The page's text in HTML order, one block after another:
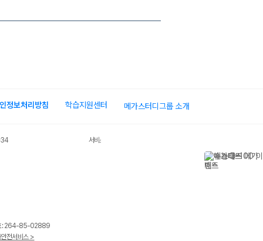
정보처리방침 학습지원센터 메가스터디그룹 소개
서비스 가입사실 확인
호 : 264-85-02889
전서비스 >